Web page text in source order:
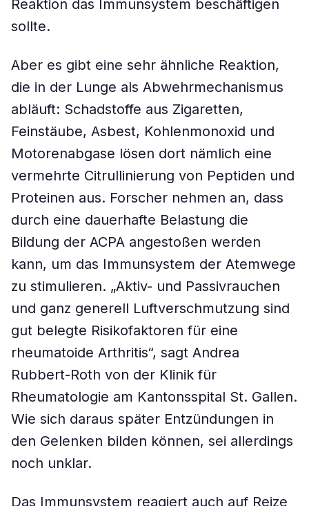
Reaktion das Immunsystem beschäftigen
sollte.
Aber es gibt eine sehr ähnliche Reaktion,
die in der Lunge als Abwehrmechanismus
abläuft: Schadstoffe aus Zigaretten,
Feinstäube, Asbest, Kohlenmonoxid und
Motorenabgase lösen dort nämlich eine
vermehrte Citrullinierung von Peptiden und
Proteinen aus. Forscher nehmen an, dass
durch eine dauerhafte Belastung die
Bildung der ACPA angestoßen werden
kann, um das Immunsystem der Atemwege
zu stimulieren. „Aktiv- und Passivrauchen
und ganz generell Luftverschmutzung sind
gut belegte Risikofaktoren für eine
rheumatoide Arthritis“, sagt Andrea
Rubbert-Roth von der Klinik für
Rheumatologie am Kantonsspital St. Gallen.
Wie sich daraus später Entzündungen in
den Gelenken bilden können, sei allerdings
noch unklar.
Das Immunsystem reagiert auch auf Reize